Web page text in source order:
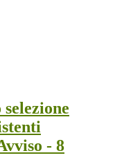
- 8